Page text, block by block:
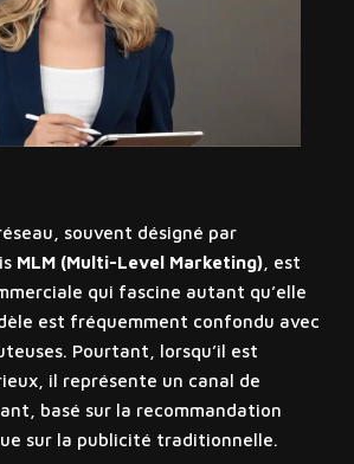
souvent désigné par
MLM (Multi-Level Marketing), est
qui fascine autant qu’elle
est fréquemment confondu avec
Pourtant, lorsqu’il est
il représente un canal de
basé sur la recommandation
sur la publicité traditionnelle.